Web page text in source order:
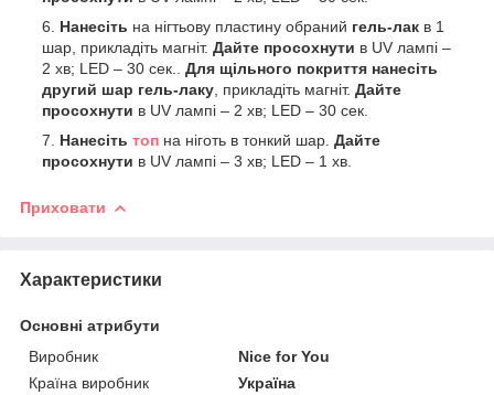
Нанесіть на нігтьову пластину обраний гель-лак в 1
шар, прикладіть магніт. Дайте просохнути в UV лампі –
2 хв; LED – 30 сек.. Для щільного покриття нанесіть
другий шар гель-лаку , прикладіть магніт. Дайте
просохнути в UV лампі – 2 хв; LED – 30 сек.
Нанесіть топ на ніготь в тонкий шар. Дайте
просохнути в UV лампі – 3 хв; LED – 1 хв.
Приховати
Характеристики
Основні атрибути
Виробник
Nice for You
Країна виробник
Україна